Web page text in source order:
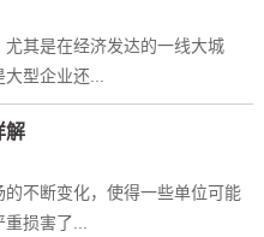
其是在经济发达的一线大城
型企业还...
解
不断变化，使得一些单位可能
损害了...